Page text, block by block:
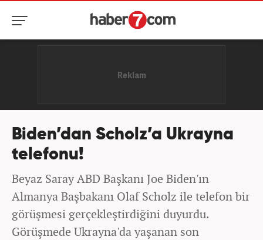
Biden’dan Scholz’a Ukrayna
telefonu!
Beyaz Saray ABD Başkanı Joe Biden'ın
Almanya Başbakanı Olaf Scholz ile telefon bir
görüşmesi gerçekleştirdiğini duyurdu.
Görüşmede Ukrayna'da yaşanan son